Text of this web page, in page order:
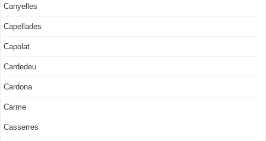
Canyelles
Capellades
Capolat
Cardedeu
Cardona
Carme
Casserres